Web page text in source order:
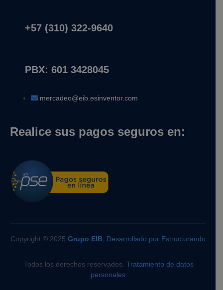
+57 (310) 322-9640
PBX: 601 3428045
mercadeo@eib.esinventor.com
Realice sus pagos seguros en:
Copyright © 2025 Grupo EIB, Desarrollado por Estructurando
Todos los derechos reservados. Tratamiento de datos
personales